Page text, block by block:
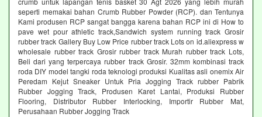
seperti memakai bahan Crumb Rubber Powder (RCP). dan Tentunya
Kami produsen RCP sangat bangga karena bahan RCP ini di How to
pave wet pour athletic track,Sandwich system running track Grosir
rubber track Gallery Buy Low Price rubber track Lots on id.aliexpress w
wholesale rubber track Grosir rubber track Murah rubber track Lots,
Beli dari yang terpercaya rubber track Grosir. 32mm kombinasi track
roda DIY model tangki roda teknologi produksi Kualitas asli onemix Air
Peredam Kejut Sneaker Untuk Pria Jogging Track rubber Pabrik
Rubber Jogging Track, Produsen Karet Lantai, Produksi Rubber
Flooring, Distributor Rubber Interlocking, Importir Rubber Mat,
Perusahaan Rubber Jogging Track